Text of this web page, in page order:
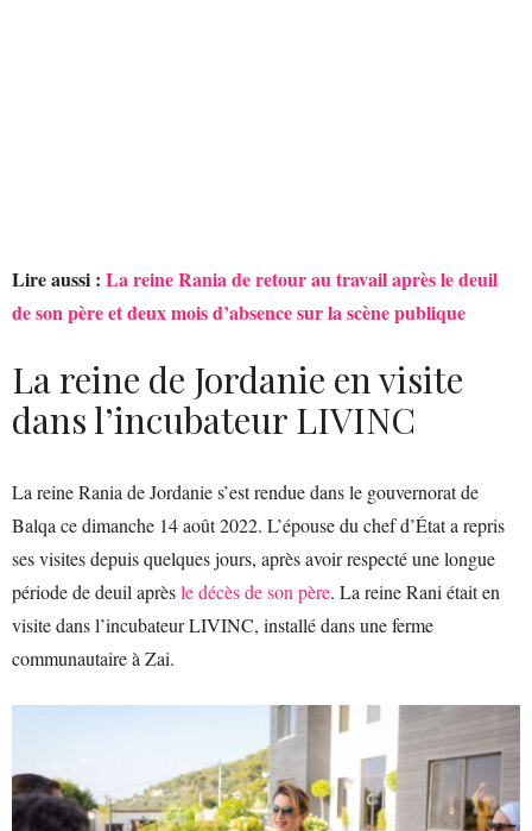
Lire aussi : La reine Rania de retour au travail après le deuil
de son père et deux mois d’absence sur la scène publique
La reine de Jordanie en visite
dans l’incubateur LIVINC
La reine Rania de Jordanie s’est rendue dans le gouvernorat de
Balqa ce dimanche 14 août 2022. L’épouse du chef d’État a repris
ses visites depuis quelques jours, après avoir respecté une longue
période de deuil aprèsle décès de son père. La reine Rani était en
visite dans l’incubateur LIVINC, installé dans une ferme
communautaire à Zai.